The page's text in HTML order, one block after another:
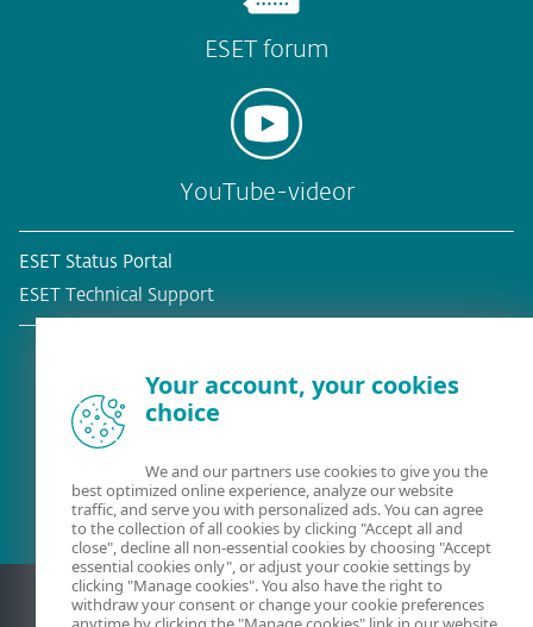
ESET forum
YouTube-videor
ESET Status Portal
ESET Technical Support
Your account, your cookies
choice
We and our partners use cookies to give you the
best optimized online experience, analyze our website
traffic, and serve you with personalized ads. You can agree
to the collection of all cookies by clicking "Accept all and
close", decline all non-essential cookies by choosing "Accept
essential cookies only", or adjust your cookie settings by
clicking "Manage cookies". You also have the right to
withdraw your consent or change your cookie preferences